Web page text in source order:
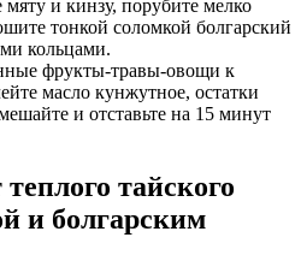
и кинзу, порубите мелко
тонкой соломкой болгарский
кольцами.
фрукты-травы-овощи к
масло кунжутное, остатки
и отставьте на 15 минут
тайского
и болгарским